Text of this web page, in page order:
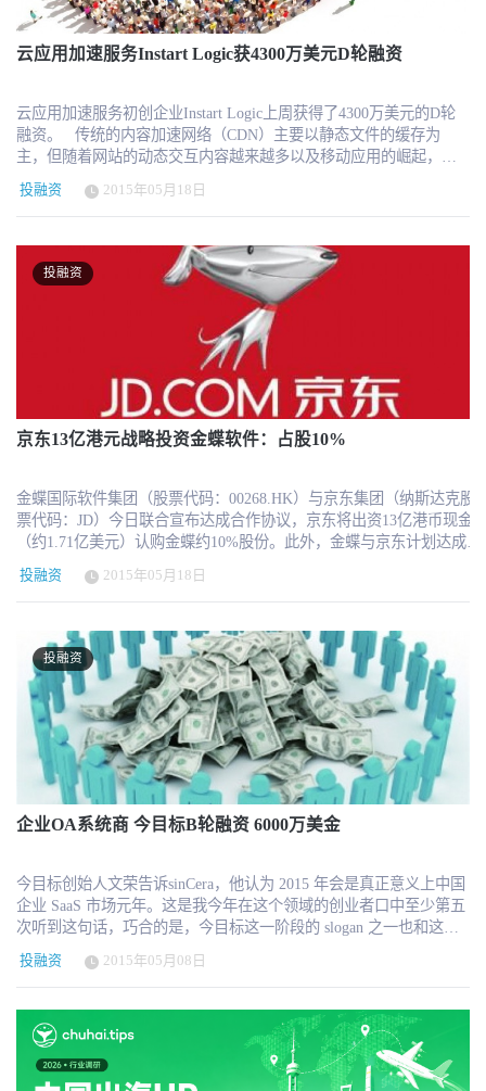
学员的偏好为他们分配项目，做到个性化教学；在做项目时，学员
会结成小组，为一个真实的公司工作，合作公司还会为小组配备一
名项目经理进行指导，而这一切都会在 Knod 开发的在线协作平台上
与英国的德比大学、西班牙和拉丁美洲的一些大学合作。 原创文
章，作者：小天
云应用加速服务Instart Logic获4300万美元D轮融资
云应用加速服务初创企业Instart Logic上周获得了4300万美元的D轮
融资。 传统的内容加速网络（CDN）主要以静态文件的缓存为
主，但随着网站的动态交互内容越来越多以及移动应用的崛起，这
种模式已经难以满足应用加速的要求。 Instart Logic提供的是基于
云的网站性能优化服务，可以针对移动和WiFi网络进行网站的性能
优化。其解决方案采用移动优先的策略，组合了虚拟化、大数据、
浏览器、分布式系统等多项技术来解决性能优化问题。 在加速策略
上Instart Logic采取了化整为零的办法，它会将应用分割为若干小块
而不是整个文件一次性下载，同时优先将重要的部分发送给用户，
从而让应用可以及时与用户进行交互，然后在后台继续下载剩下部
分。此外，Instart Logic还可以优化图像的尺寸、格式，进行压缩设
目前有超过400家网站在使用Instart Logic的服务，Staples、华盛顿邮
报、必胜客、TUI Group、图库Shutterstock、Evite 及Nasty Gal等均
为Instart Logic的客户。 此轮融资由Four Rivers Group与Hermes
Growth Partners领投，原有投资者A16Z、KPCB及Tenaya Capital等参
源：businesswire.com、bizjournals.com
投融资 2015年05月18日
投融资
京东13亿港元战略投资金蝶软件：占股10%
金蝶国际软件集团（股票代码：00268.HK）与京东集团（纳斯达克股
票代码：JD）今日联合宣布达成合作协议，京东将出资13亿港币现金
（约1.71亿美元）认购金蝶约10%股份。此外，金蝶与京东计划达成战
略合作伙伴关系，携手为中小企业提供基于云服务的ERP整合解决方
案。 金蝶国际软件集团董事局主席兼CEO徐少春表示，我们很高兴与
京东结成伙伴关系，这是金蝶发展史上的里程碑。我们将以此为契
机，整合双方庞大、优质的企业客户和用户资源，创新发展金蝶与京
东电子商务及仓储物流解决方案，加速推进金蝶云服务业务，为双方
客户提供卓越的一站式服务体验，继续领跑企业移动互联网市场。 京
东集团CEO刘强东表示，作为中国领先的企业级解决方案供应商，金
蝶是京东理想的合作伙伴。我们希望进一步探索将京东一流的电子商
务和物流IT方案与金蝶领先的ERP解决方案相集成，将整合方案迁移到
企业云平台，以更好地满足中国市场日益增长的企业级解决方案的需
求。 金蝶国际软件集团有限公司总部位于中国深圳，始创于1993 年。
金蝶为世界范围内超过400万家企业、医院和政府等组织提供软件产品
与云服务，用户数超过5000万，连续十年稳居中小企业ERP市场第一。
心，在43座城市运营了143个大型仓库，拥有3,539个配送站和自提点，
覆盖全国范围内的1,961个区县。 此次投资的认购价格为每股4.6港元，
为协议签订前15个交易日金蝶每日收盘价格的平均值。预计该交易将
于2015年第二季度完成。 更多详情可查看金蝶公布的事项：
29.93~ 京东股份占到10% 其他占到62.98.
投融资 2015年05月18日
投融资
企业OA系统商 今目标B轮融资 6000万美金
今目标创始人文荣告诉sinCera，他认为 2015 年会是真正意义上中国
企业 SaaS 市场元年。这是我今年在这个领域的创业者口中至少第五
次听到这句话，巧合的是，今目标这一阶段的 slogan 之一也和这些
企业一样 —— 连接一切。 文荣在名片上给自己的后缀是“博士”，
一身简单运动装，创业前做的也是企业市场，产品上不和其它同类
明显相似，一直强调流程和功能实现而不是 UI —— 这基本上是现
在企业市场创业者里最容易让人觉得靠谱的“软硬件”组合。 对于免
费这件事，文荣的看法依然很坚定，它是对的，而且会一直继续下
去。今目标是一款企业 OA 产品，覆盖网页、PC 和手机客户端，其
中允许用户关联文件、邮件，保存客户记录和项目信息。其中组织
投融资 2015年05月08日